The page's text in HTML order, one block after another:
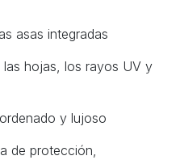
asas integradas
hojas, los rayos UV y
y lujoso
de protección,